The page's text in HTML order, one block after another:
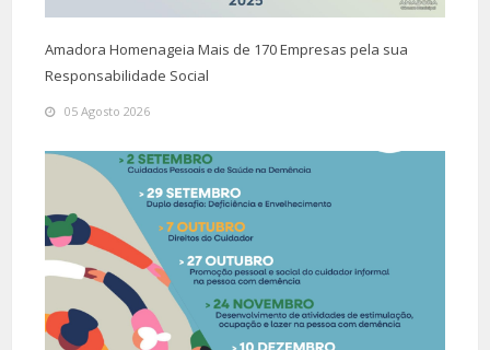
Amadora Homenageia Mais de 170 Empresas pela sua
Responsabilidade Social
05 Agosto 2026